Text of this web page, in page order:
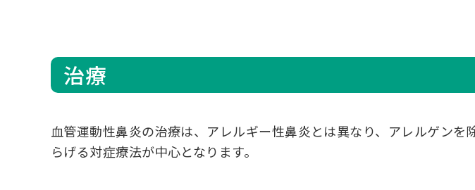
治療
血管運動性鼻炎の治療は、アレルギー性鼻炎とは異なり、アレルゲン
らげる対症療法が中心となります。